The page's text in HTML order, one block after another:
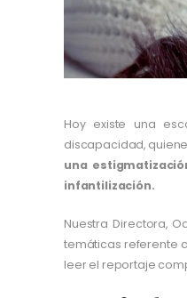
Hoy existe una
discapacidad,
una
infantilización.
Nuestra Directora,
temáticas referente
leer el reportaje